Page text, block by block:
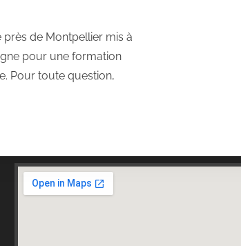
de Montpellier mis à
pour une formation
Pour toute question,